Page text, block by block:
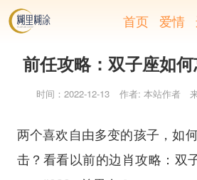
首页 爱情
前任攻略：双子座如
时间：2022-12-13 作者: 本站作者
两个喜欢自由多变的孩子，如
击？看看以前的边肖攻略：双